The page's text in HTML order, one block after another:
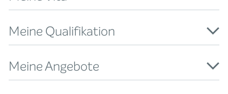
Meine Qualifikation
Meine Angebote